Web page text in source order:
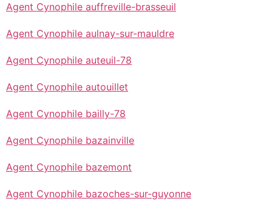
Agent Cynophile auffreville-brasseuil
Agent Cynophile aulnay-sur-mauldre
Agent Cynophile auteuil-78
Agent Cynophile autouillet
Agent Cynophile bailly-78
Agent Cynophile bazainville
Agent Cynophile bazemont
Agent Cynophile bazoches-sur-guyonne